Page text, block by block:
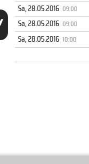
Sa, 28.05.2016 09:00
Sa, 28.05.2016 09:00
Sa, 28.05.2016 10:00